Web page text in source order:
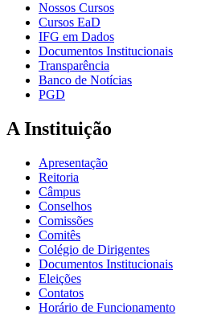
Nossos Cursos
Cursos EaD
IFG em Dados
Documentos Institucionais
Transparência
Banco de Notícias
PGD
A Instituição
Apresentação
Reitoria
Câmpus
Conselhos
Comissões
Comitês
Colégio de Dirigentes
Documentos Institucionais
Eleições
Contatos
Horário de Funcionamento